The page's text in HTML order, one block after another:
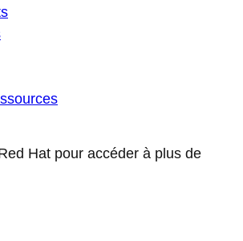
Hat pour accéder à plus de